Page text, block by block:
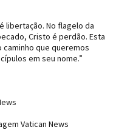
libertação. No flagelo da
Cristo é perdão. Esta
que queremos
em seu nome.”
Vatican News